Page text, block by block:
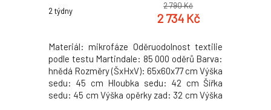
2 týdny
2 790 Kč
2 734 Kč
Materiál: mikrofáze Oděruodolnost textilie
podle testu Martindale: 85 000 oděrů Barva:
hnědá Rozměry (ŠxHxV): 65x60x77 cm Výška
sedu: 45 cm Hloubka sedu: 42 cm Šířka
sedu: 45 cm Výška opěrky zad: 32 cm Výška